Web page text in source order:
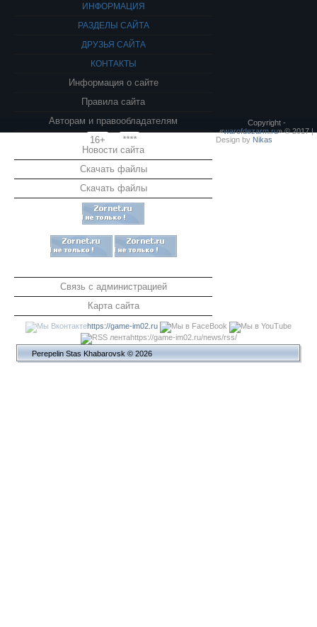
ИНФОРМАЦИЯ
РАЗДЕЛЫ САЙТА
ДРУЗЬЯ САЙТА
КОНТАКТЫ
Информация о сайте
Правила сайта
Авторам и правообладателям
16+
****
Новости сайта
Скачать файлы
Скачать файлы
Связь с администрацией
Карта сайта
Copyright -
«warofdezarm.ru» © 2017 |
Design by Nikas
https://game-im02.ru
https://game-im02.ru/news/rss/
Perepelin Stas Khabarovsk © 2026